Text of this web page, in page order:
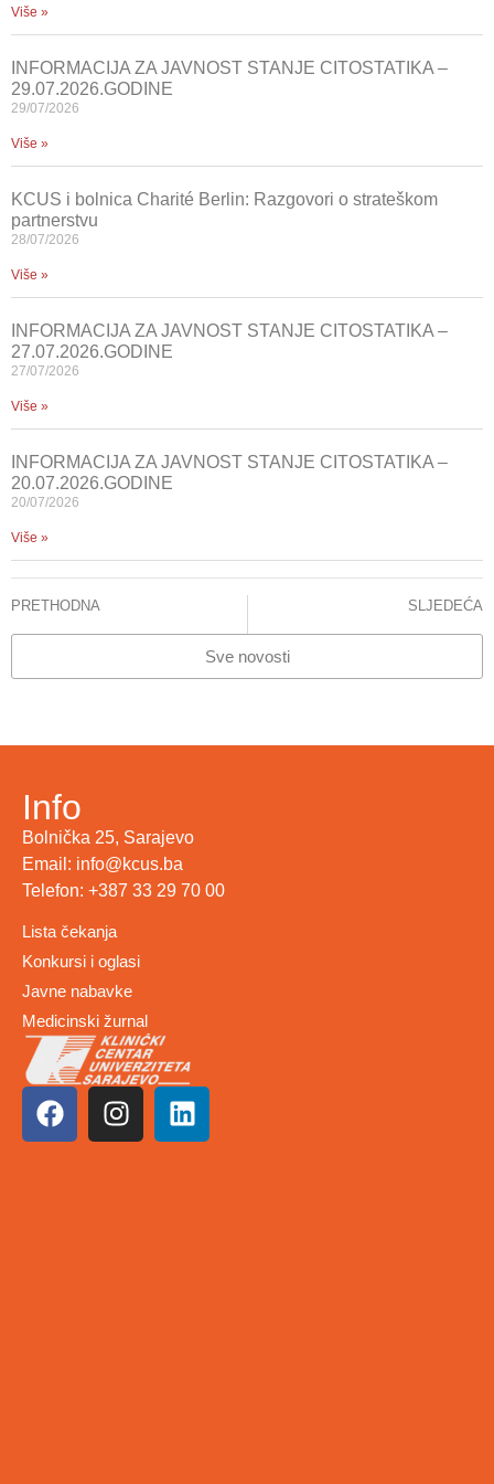
Više »
INFORMACIJA ZA JAVNOST STANJE CITOSTATIKA –
29.07.2026.GODINE
29/07/2026
Više »
KCUS i bolnica Charité Berlin: Razgovori o strateškom
partnerstvu
28/07/2026
Više »
INFORMACIJA ZA JAVNOST STANJE CITOSTATIKA –
27.07.2026.GODINE
27/07/2026
Više »
INFORMACIJA ZA JAVNOST STANJE CITOSTATIKA –
20.07.2026.GODINE
20/07/2026
Više »
PRETHODNA SLJEDEĆA
Sve novosti
Info
Bolnička 25, Sarajevo
Email: info@kcus.ba
Telefon: +387 33 29 70 00
Lista čekanja
Konkursi i oglasi
Javne nabavke
Medicinski žurnal